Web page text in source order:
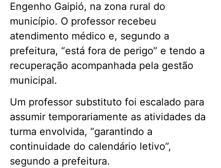
Engenho Gaipió, na zona rural do
município. O professor recebeu
atendimento médico e, segundo a
prefeitura, “está fora de perigo” e tendo a
recuperação acompanhada pela gestão
municipal.
Um professor substituto foi escalado para
assumir temporariamente as atividades da
turma envolvida, “garantindo a
continuidade do calendário letivo”,
segundo a prefeitura.